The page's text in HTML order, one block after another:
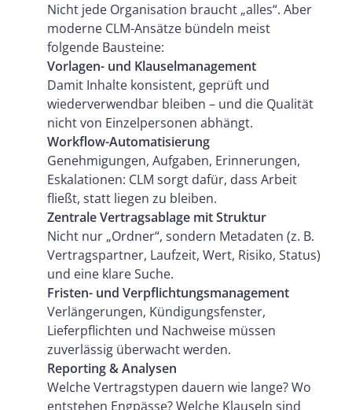
Nicht jede Organisation braucht „alles“. Aber
moderne CLM-Ansätze bündeln meist
folgende Bausteine:
Vorlagen- und Klauselmanagement
Damit Inhalte konsistent, geprüft und
wiederverwendbar bleiben – und die Qualität
nicht von Einzelpersonen abhängt.
Workflow-Automatisierung
Genehmigungen, Aufgaben, Erinnerungen,
Eskalationen: CLM sorgt dafür, dass Arbeit
fließt, statt liegen zu bleiben.
Zentrale Vertragsablage mit Struktur
Nicht nur „Ordner“, sondern Metadaten (z. B.
Vertragspartner, Laufzeit, Wert, Risiko, Status)
und eine klare Suche.
Fristen- und Verpflichtungsmanagement
Verlängerungen, Kündigungsfenster,
Lieferpflichten und Nachweise müssen
zuverlässig überwacht werden.
Reporting & Analysen
Welche Vertragstypen dauern wie lange? Wo
entstehen Engpässe? Welche Klauseln sind